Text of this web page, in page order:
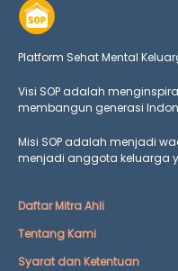
Platform Sehat Mental
Visi SOP adalah
membangun generasi
Misi SOP adalah menjadi
menjadi anggota keluarga
Daftar Mitra Ahli
Tentang Kami
Syarat dan Ketentuan